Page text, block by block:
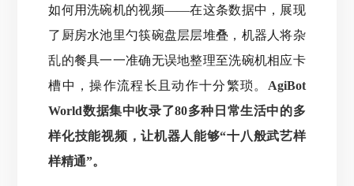
如何用洗碗机的视频——在这条数据中，展现
了厨房水池里勺筷碗盘层层堆叠，机器人将杂
乱的餐具一一准确无误地整理至洗碗机相应卡
槽中，操作流程长且动作十分繁琐。 AgiBot
World数据集中收录了80多种日常生活中的多
样化技能视频，让机器人能够“十八般武艺样
样精通”。